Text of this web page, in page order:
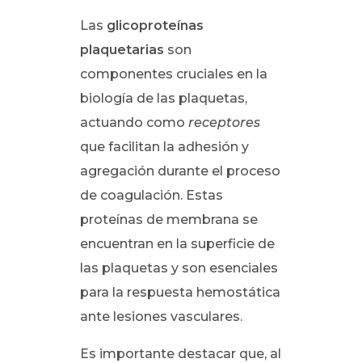
Las glicoproteínas
plaquetarias son
componentes cruciales en la
biología de las plaquetas,
actuando comoreceptores
que facilitan la adhesión y
agregación durante el proceso
de coagulación. Estas
proteínas de membrana se
encuentran en la superficie de
las plaquetas y son esenciales
para la respuesta hemostática
ante lesiones vasculares.
Es importante destacar que, al